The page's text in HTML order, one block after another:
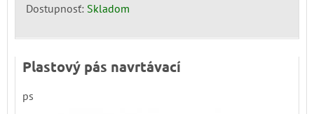
Dostupnosť: Skladom
Plastový pás navrtávací
ps